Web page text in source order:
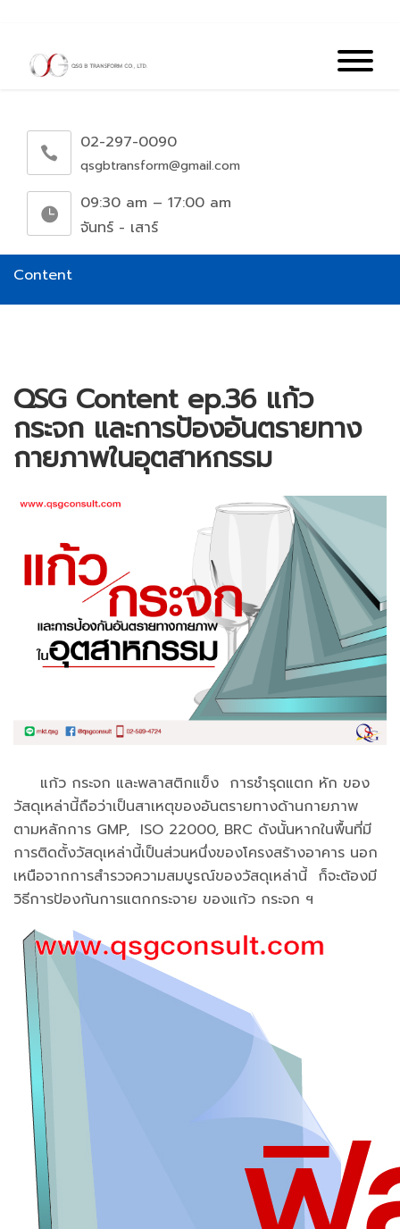
02-297-0090
qsgbtransform@gmail.com
09:30 am – 17:00 am
จันทร์ - เสาร์
Content
QSG Content ep.36 แก้ว
กระจก และการป้องอันตรายทาง
กายภาพในอุตสาหกรรม
แก้ว กระจก และพลาสติกแข็ง การชำรุดแตก หัก ของ
วัสดุเหล่านี้ถือว่าเป็นสาเหตุของอันตรายทางด้านกายภาพ
ตามหลักการ GMP, ISO 22000, BRC ดังนั้นหากในพื้นที่มี
การติดตั้งวัสดุเหล่านี้เป็นส่วนหนึ่งของโครงสร้างอาคาร นอก
เหนือจากการสำรวจความสมบูรณ์ของวัสดุเหล่านี้ ก็จะต้องมี
วิธีการป้องกันการแตกกระจาย ของแก้ว กระจก ฯ